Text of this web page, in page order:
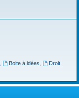
Boite à idées
Droit